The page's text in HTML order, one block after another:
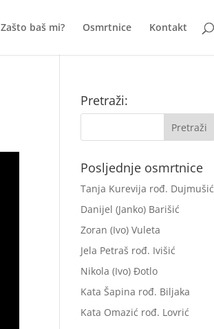
Zašto baš mi? Osmrtnice Kontakt
Pretraži:
Posljednje osmrtnice
Tanja Kurevija rođ. Dujmušić
Danijel (Janko) Barišić
Zoran (Ivo) Vuleta
Jela Petraš rođ. Ivišić
Nikola (Ivo) Đotlo
Kata Šapina rođ. Biljaka
Kata Omazić rođ. Lovrić